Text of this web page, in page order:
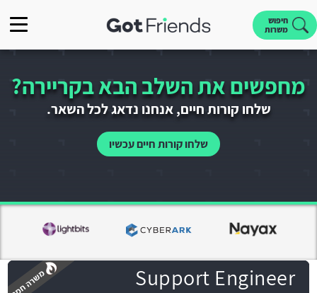
חיפוש
משרות
מחפשים את השלב הבא בקריירה?
שלחו קורות חיים, אנחנו נדאג לכל השאר.
שלחו קורות חיים עכשיו
Support Engineer